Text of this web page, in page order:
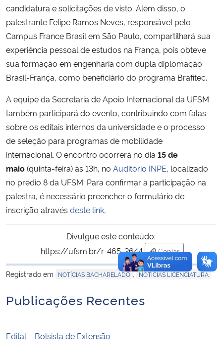
Banco Central do Brasil
Planalto
candidatura e solicitações de visto. Além disso, o
palestrante Felipe Ramos Neves, responsável pelo
Campus France Brasil em São Paulo, compartilhará sua
experiência pessoal de estudos na França, pois obteve
sua formação em engenharia com dupla diplomação
Brasil-França, como beneficiário do programa Brafitec.
A equipe da Secretaria de Apoio Internacional da UFSM
também participará do evento, contribuindo com falas
sobre os editais internos da universidade e o processo
de seleção para programas de mobilidade
internacional. O encontro ocorrerá no dia 15 de
maio(quinta-feira) às 13h, no Auditório INPE, localizado
no prédio 8 da UFSM. Para confirmar a participação na
palestra, é necessário preencher o formulário de
inscrição através deste link,
Divulgue este conteúdo:
https://ufsm.br/r-465-2644
Copiar
para área de
Registrado em
NOTÍCIAS BACHARELADO , NOTÍCIAS LICENCIATURA
Publicações Recentes
Edital – Bolsista de Extensão